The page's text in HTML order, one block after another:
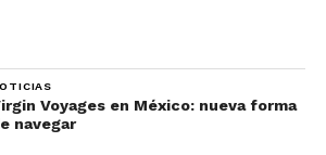
Voyages en México: nueva forma
navegar